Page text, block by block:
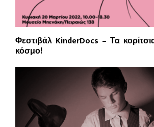
Φεστιβάλ KinderDocs – Τα
κόσμο!